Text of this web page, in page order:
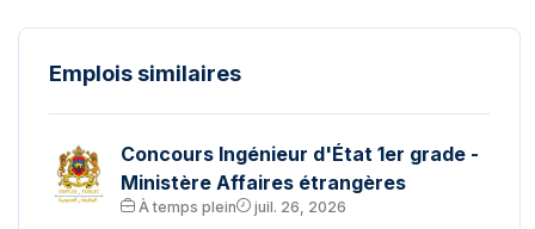
Emplois similaires
Concours Ingénieur d'État 1er grade -
Ministère Affaires étrangères
À temps plein
juil. 26, 2026